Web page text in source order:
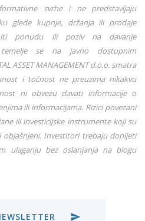
svrhe i ne predstavljaju
glede kupnje, držanja ili prodaje
ponudu ili poziv na davanje
se na javno dostupnim
ASSET MANAGEMENT d.o.o. smatra
i točnost ne preuzima nikakvu
ni obvezu davati informacije o
ili informacijama. Rizici povezani
ili investicijske instrumente koji su
Investitori trebaju donijeti
ulaganju bez oslanjanja na blogu
send